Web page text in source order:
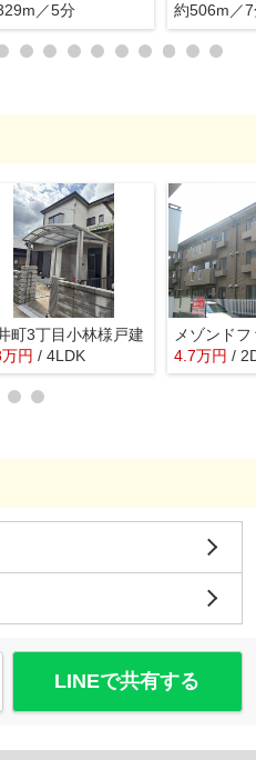
／5分
約506m／
町3丁目小林様戸建
万円 / 4LDK
メゾンド
4.7万円 /
LINEで共有する